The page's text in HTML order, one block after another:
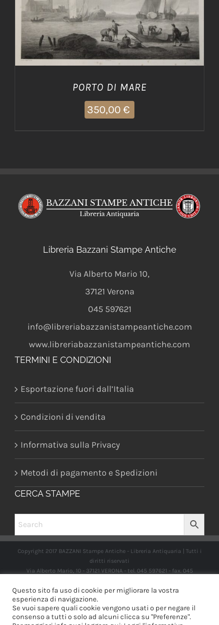
PORTO DI MARE
350,00 €
Libreria Bazzani Stampe Antiche
Via Alberto Mario 10,
37121 Verona
045 597621
info@libreriabazzanistampeantiche.com
www.libreriabazzanistampeantiche.com
TERMINI E CONDIZIONI
Esportazione fuori dall’Italia
Condizioni di vendita
Informativa sulla Privacy
Metodi di pagamento e Spedizioni
CERCA STAMPE
Copyright 2017 BAZZANI Stampe Antiche - Libreria Antiquaria | Tutti i
diritti riservati
Via Alberto Mario, 10 - 37121 VERONA - tel. 045 597621 - fax. 045
IT03989970235
Questo sito fa uso di cookie per migliorare la vostra
esperienza di navigazione.
Se vuoi sapere quali cookie vengono usati o per negare il
consenso a tutti o solo ad alcuni clicca su "Preferenze".